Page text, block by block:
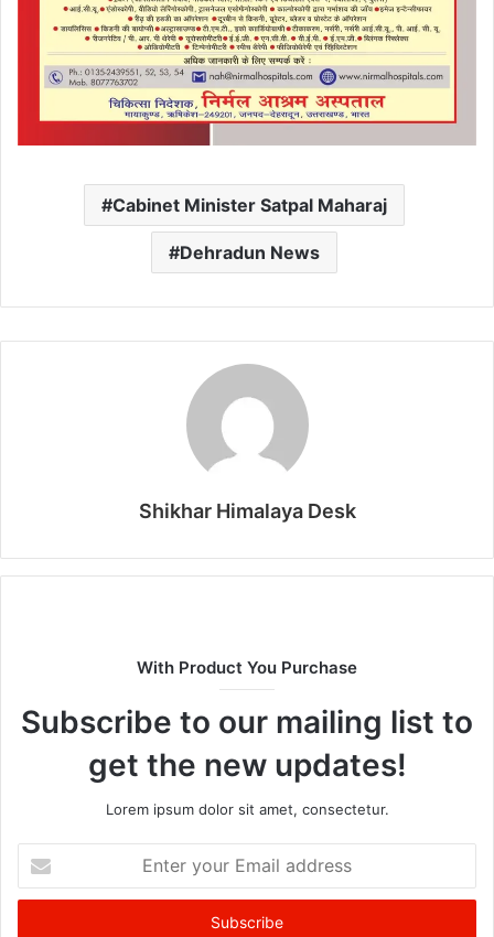
Cabinet Minister Satpal Maharaj
Dehradun News
Shikhar Himalaya Desk
With Product You Purchase
Subscribe to our mailing list to
get the new updates!
Lorem ipsum dolor sit amet, consectetur.
your
Email